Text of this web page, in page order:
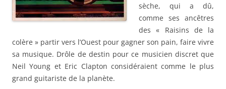
sèche, qui a dû,
comme ses ancêtres
des « Raisins de la
colère » partir vers l’Ouest pour gagner son pain, faire vivre
sa musique. Drôle de destin pour ce musicien discret que
Neil Young et Eric Clapton considéraient comme le plus
grand guitariste de la planète.